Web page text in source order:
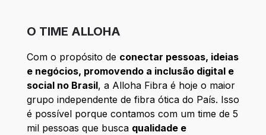
O TIME ALLOHA
Com o propósito de conectar pessoas, ideias
e negócios, promovendo a inclusão digital e
social no Brasil, a Alloha Fibra é hoje o maior
grupo independente de fibra ótica do País. Isso
é possível porque contamos com um time de 5
mil pessoas que busca qualidade e